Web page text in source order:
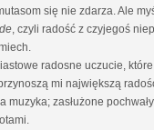
się nie zdarza. Ale
, czyli radość z czyjegoś
radosne uczucie,
mi największą
zasłużone